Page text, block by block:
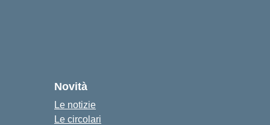
Novità
Le notizie
Le circolari